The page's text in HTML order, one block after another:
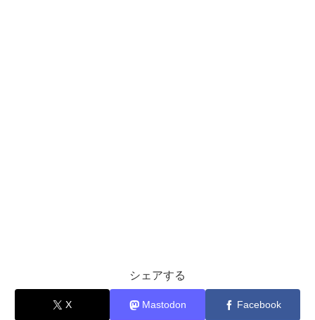
シェアする
X Mastodon Facebook